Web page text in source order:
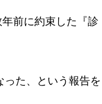
前に約束した『診
た、という報告を